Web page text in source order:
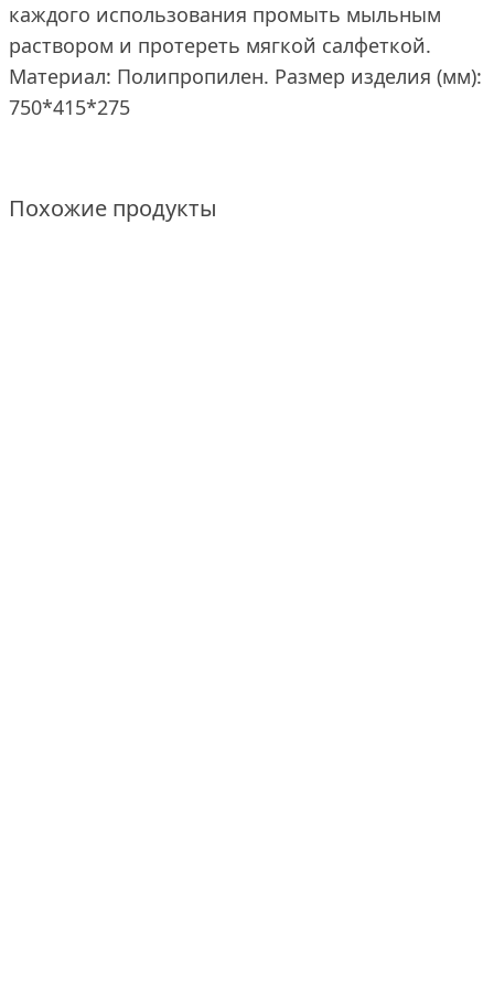
каждого использования промыть мыльным
раствором и протереть мягкой салфеткой.
Материал: Полипропилен. Размер изделия (мм):
750*415*275
Похожие продукты